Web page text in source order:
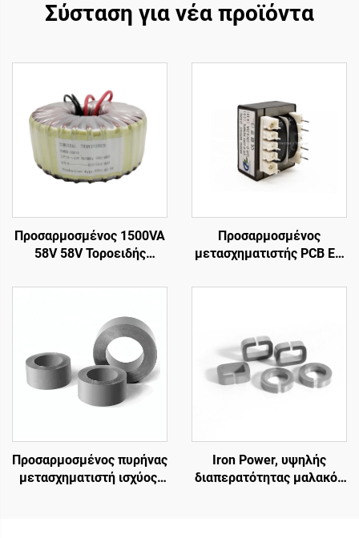
Σύσταση για νέα προϊόντα
Προσαρμοσμένος 1500VA
58V 58V Τοροειδής
Μετασχηματιστής
Μετασχηματιστής Εξόδου
Ήχου
Προσαρμοσμένος
μετασχηματιστής PCB EI-
κάψα καρφίτσα 4
εισαγωγή 240v & τη
συχνότητα παραγωγής
50Hz 24v/36v/380v
Προσαρμοσμένος πυρήνας
μετασχηματιστή ισχύος,
Iron Power, υψηλής
διαπερατότητας μαλακός